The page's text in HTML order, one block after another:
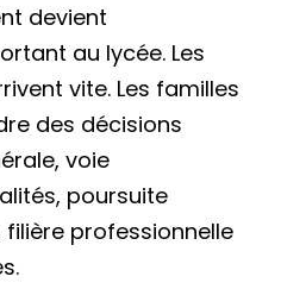
devient
au lycée. Les
vite. Les familles
des décisions
voie
poursuite
filière professionnelle